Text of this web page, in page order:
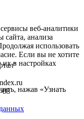
08
веб-аналитики
анализа
использовать
Если вы не хотите
в настройках
нажав «Узнать